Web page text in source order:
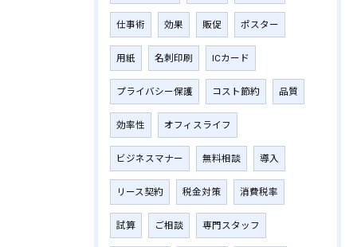
仕事術 効果 販促 ポスター
用紙 名刺印刷 ICカード
プライバシー保護 コスト節約 品質
効率性 オフィスライフ
ビジネスマナー 無料相談 導入
リース契約 税金対策 消費税率
試算 ご相談 専門スタッフ